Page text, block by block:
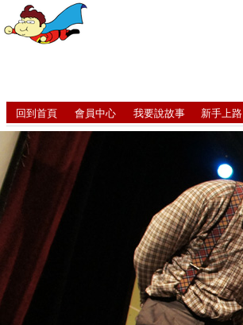
回到首頁 會員中心 我要說故事 新手上路